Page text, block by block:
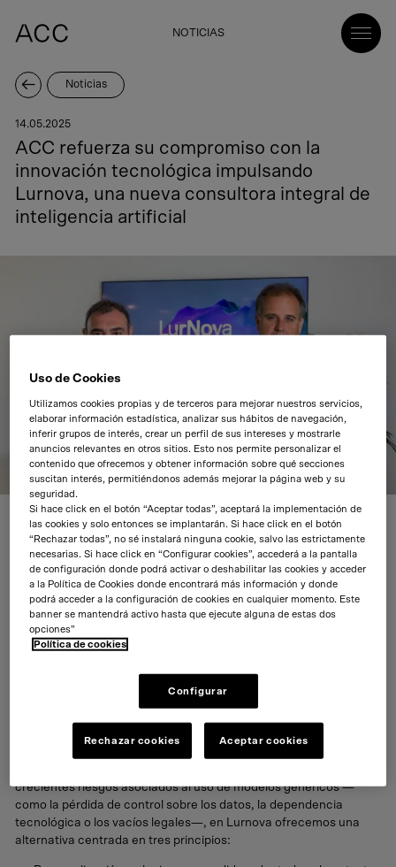
NOTICIAS
Noticias
14.05.2025
ACC refuerza su compromiso con la
innovación tecnológica impulsando
Lurnova, una nueva consultora integral de
inteligencia artificial
En un momento en el que la inteligencia artificial está
transformando profundamente todos los sectores, desde la
industria hasta los servicios, ACC creaLurnova, una nueva
consultora tecnológica en la que ofrecemos soluciones
personalizadas a empresas e instituciones para aprovechar todo
el potencial de la IA.
, a través de Lurnova buscamos acelerar la
transformación digital mediante soluciones de inteligencia
artificial avanzadas, personalizadas y responsables.
crecientes riesgos asociados al uso de modelos genéricos —
como la pérdida de control sobre los datos, la dependencia
tecnológica o los vacíos legales—, en Lurnova ofrecemos una
alternativa centrada en tres principios:
Uso de Cookies
Utilizamos cookies propias y de terceros para mejorar nuestros servicios,
elaborar información estadística, analizar sus hábitos de navegación,
inferir grupos de interés, crear un perfil de sus intereses y mostrarle
anuncios relevantes en otros sitios. Esto nos permite personalizar el
contenido que ofrecemos y obtener información sobre qué secciones
suscitan interés, permitiéndonos además mejorar la página web y su
seguridad.
Si hace click en el botón “Aceptar todas”, aceptará la implementación de
las cookies y solo entonces se implantarán. Si hace click en el botón
“Rechazar todas”, no sé instalará ninguna cookie, salvo las estrictamente
necesarias. Si hace click en “Configurar cookies”, accederá a la pantalla
de configuración donde podrá activar o deshabilitar las cookies y acceder
a la Política de Cookies donde encontrará más información y donde
podrá acceder a la configuración de cookies en cualquier momento. Este
banner se mantendrá activo hasta que ejecute alguna de estas dos
opciones”
Política de cookies
Configurar
Rechazar cookies Aceptar cookies